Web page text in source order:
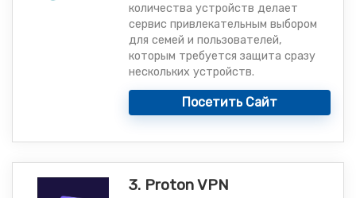
количества устройств делает
сервис привлекательным выбором
для семей и пользователей,
которым требуется защита сразу
нескольких устройств.
Посетить Сайт
3. Proton VPN